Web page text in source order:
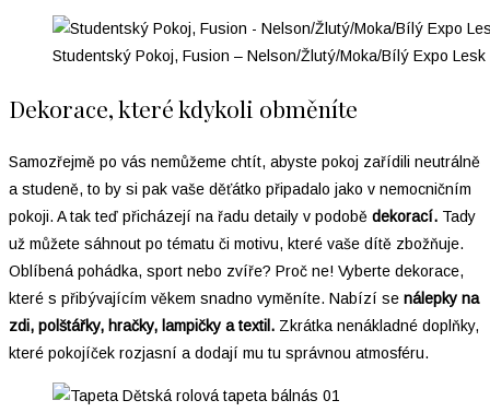
Studentský Pokoj, Fusion – Nelson/Žlutý/Moka/Bílý Expo Lesk
Dekorace, které kdykoli obměníte
Samozřejmě po vás nemůžeme chtít, abyste pokoj zařídili neutrálně
a studeně, to by si pak vaše děťátko připadalo jako v nemocničním
pokoji. A tak teď přicházejí na řadu detaily v podobě dekorací. Tady
už můžete sáhnout po tématu či motivu, které vaše dítě zbožňuje.
Oblíbená pohádka, sport nebo zvíře? Proč ne! Vyberte dekorace,
které s přibývajícím věkem snadno vyměníte. Nabízí se nálepky na
zdi, polštářky, hračky, lampičky a textil. Zkrátka nenákladné doplňky,
které pokojíček rozjasní a dodají mu tu správnou atmosféru.